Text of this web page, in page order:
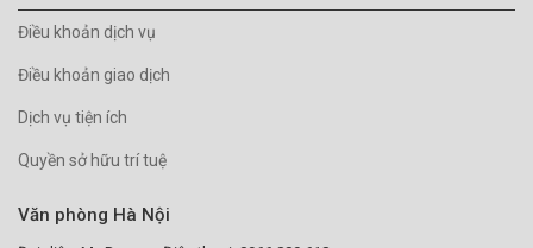
Điều khoản dịch vụ
Điều khoản giao dịch
Dịch vụ tiện ích
Quyền sở hữu trí tuệ
Văn phòng Hà Nội